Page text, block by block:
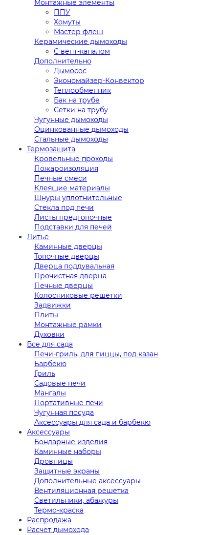
Монтажные элементы
ППУ
Хомуты
Мастер флеш
Керамические дымоходы
С вент-каналом
Дополнительно
Дымосос
Экономайзер-Конвектор
Теплообменник
Бак на трубе
Сетки на трубу
Чугунные дымоходы
Оцинкованные дымоходы
Стальные дымоходы
Термозащита
Кровельные проходы
Пожароизоляция
Печные смеси
Клеящие материалы
Шнуры уплотнительные
Стекла под печи
Листы предтопочные
Подставки для печей
Литьё
Каминные дверцы
Топочные дверцы
Дверца поддувальная
Прочистная дверца
Печные дверцы
Колосниковые решетки
Задвижки
Плиты
Монтажные рамки
Духовки
Все для сада
Печи-гриль, для пиццы, под казан
Барбекю
Гриль
Садовые печи
Мангалы
Портативные печи
Чугунная посуда
Аксессуары для сада и барбекю
Аксессуары
Бондарные изделия
Каминные наборы
Дровницы
Защитные экраны
Дополнительные аксессуары
Вентиляционная решетка
Светильники, абажуры
Термо-краска
Распродажа
Расчет дымохода